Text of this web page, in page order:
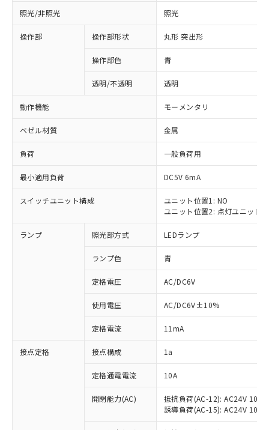
照光/非照光 照光
操作部 操作部形状 丸形 突出形
操作部色 青
透明/不透明 透明
動作機能 モーメンタリ
ベゼル材質 金属
負荷 一般負荷用
最小適用負荷 DC5V 6mA
スイッチユニット構成
ユニット位置1: NO
ユニット位置2: 点灯ユニット
ランプ 照光部方式 LEDランプ
ランプ色 青
定格電圧 AC/DC6V
使用電圧 AC/DC6V±10%
定格電流 11mA
接点定格 接点構成 1a
定格通電電流 10A
開閉能力(AC)
抵抗負荷(AC-12): AC24V 10A/
誘導負荷(AC-15): AC24V
以下の条件をお読みいただき、同意のうえ
本サービスは、当社制御機器事業取扱
商品の当社在庫状況および標準価格
(税抜)を提供させていただくもので
当社制御機器事業取扱商品の中には、
本サービスの対象外となる商品もある
非含有に対応した製品が提供可能な商品で
対応予定：EU RoHS指令（10物質）の非含
有に対応した製品に切り替える予定のある
対応予定なし：EU RoHS指令（10物質）の
非含有に非対応の商品で、対応品を出す予
調査・確認中：EU RoHS指令（10物質）の
非含有の対応状況を調査中または確認中の
非該当品：ライセンス料など無形物で、有
害物質有無と関係のない商品です。
仕入先様の事情により、非含有部品として
「○」：最大均質材料含有率が中国RoHSの
基準値以下であることを示します。
「×」：最大均質材料含有率が中国RoHSの